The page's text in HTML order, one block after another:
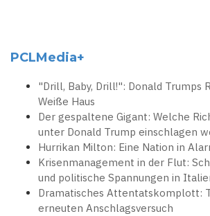
PCLMedia+
"Drill, Baby, Drill!": Donald Trumps
Weiße Haus
Der gespaltene Gigant: Welche
unter Donald Trump einschlagen
Hurrikan Milton: Eine Nation in
Krisenmanagement in der Flut:
und politische Spannungen in
Dramatisches Attentatskomplott:
erneuten Anschlagsversuch